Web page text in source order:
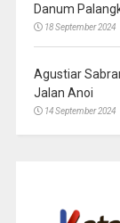
Danum
18 September 2024
Agustiar
Jalan Anoi
14 September 2024